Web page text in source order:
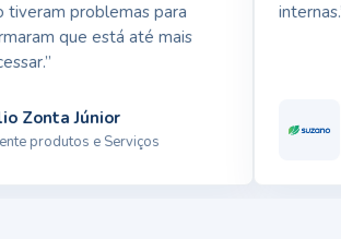
problemas para
que está até mais
Zonta Júnior
produtos e Serviços
internas.”